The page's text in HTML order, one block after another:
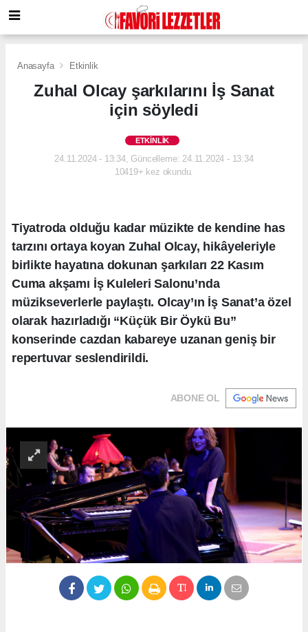
Anasayfa Etkinlik
Zuhal Olcay şarkılarını İş Sanat
için söyledi
ETKINLIK
24.11.2024 - 13:34, Güncelleme: 24.11.2024 - 13:34
10419+ kez okundu.
Tiyatroda olduğu kadar müzikte de kendine has
tarzını ortaya koyan Zuhal Olcay, hikâyeleriyle
birlikte hayatına dokunan şarkıları 22 Kasım
Cuma akşamı İş Kuleleri Salonu’nda
müzikseverlerle paylaştı. Olcay’ın İş Sanat’a özel
olarak hazırladığı “Küçük Bir Öykü Bu”
konserinde cazdan kabareye uzanan geniş bir
repertuvar seslendirildi.
ABONE OL